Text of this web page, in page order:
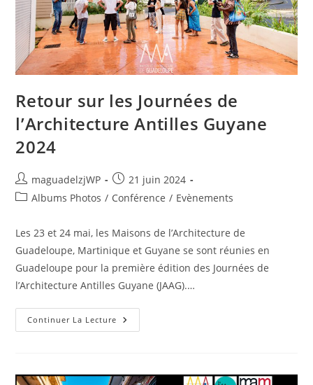
Retour sur les Journées de
l’Architecture Antilles Guyane
2024
Auteur/autrice
de
maguadelzjWP
Publication
publiée :
21 juin 2024
PostAlbums Photos / Conférence / Evènements
Les 23 et 24 mai, les Maisons de l’Architecture de
Guadeloupe, Martinique et Guyane se sont réunies en
Guadeloupe pour la première édition des Journées de
l’Architecture Antilles Guyane (JAAG).…
Continuer La Lecture Retour
Sur
Antilles